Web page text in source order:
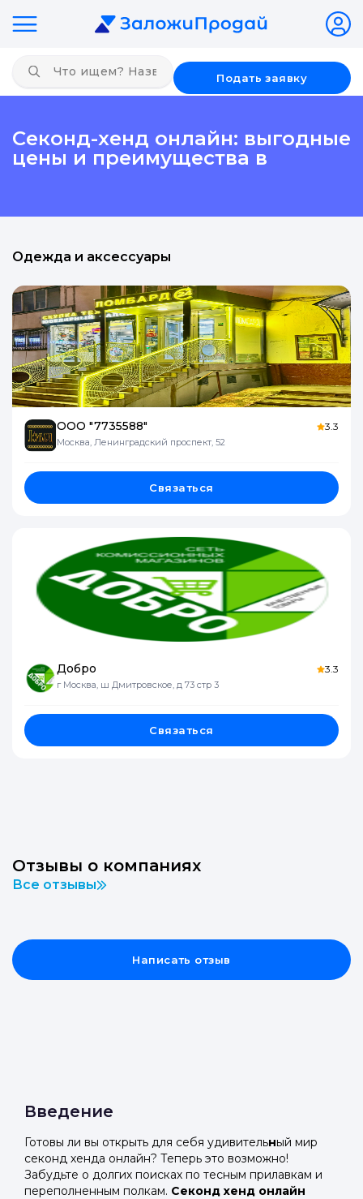
Подать заявку
Секонд-хенд онлайн: выгодные
цены и преимущества в
Одежда и аксессуары
ООО "7735588"
Москва, Ленинградский проспект, 52
3.3
Связаться
Добро
г Москва, ш Дмитровское, д 73 стр 3
3.3
Связаться
Отзывы о компаниях
Все отзывы
Написать отзыв
Введение
Готовы ли вы открыть для себя удивительный мир
секонд хенда онлайн? Теперь это возможно!
Забудьте о долгих поисках по тесным прилавкам и
переполненным полкам. Секонд хенд онлайн